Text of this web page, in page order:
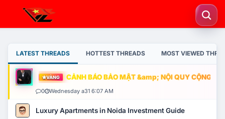
LATEST THREADS HOTTEST THREADS MOST VIEWED
VÀNG CẢNH BÁO BẢO MẬT &amp; NỘI QUY CỘNG
0 Wednesday a31 6:07 AM
Luxury Apartments in Noida Investment Guide